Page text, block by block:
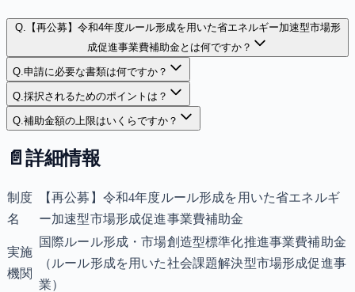
Q. 【再公募】令和4年度ルール形成を用いた省エネルギー加速型市場形
成促進事業費補助金とは何ですか？
Q.申請に必要な書類は何ですか？
Q.採択されるためのポイントは？
Q.補助金額の上限はいくらですか？
📄 詳細情報
制度
名
【再公募】令和4年度ルール形成を用いた省エネルギ
ー加速型市場形成促進事業費補助金
実施
機関
国際ルール形成・市場創造型標準化推進事業費補助金
（ルール形成を用いた社会課題解決型市場形成促進事
業）